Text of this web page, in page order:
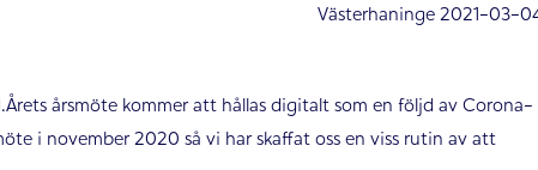
Västerhaninge 2021-03-
årsmöte kommer att hållas digitalt som en följd av Corona-
i november 2020 så vi har skaffat oss en viss rutin av att